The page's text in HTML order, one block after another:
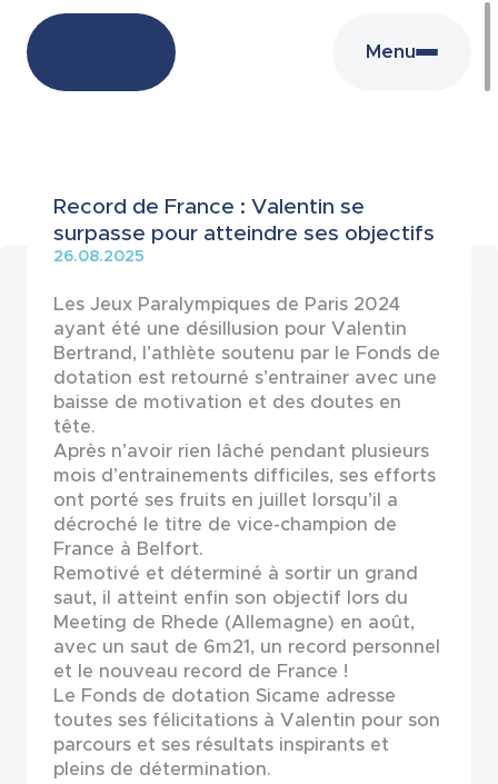
Menu
Actualités
Record de France : Valentin se
surpasse pour atteindre ses objectifs
26.08.2025
Les Jeux Paralympiques de Paris 2024
ayant été une désillusion pour Valentin
Bertrand, l’athlète soutenu par le Fonds de
dotation est retourné s’entrainer avec une
baisse de motivation et des doutes en
tête.
Après n’avoir rien lâché pendant plusieurs
mois d’entrainements difficiles, ses efforts
ont porté ses fruits en juillet lorsqu’il a
décroché le titre de vice-champion de
France à Belfort.
Remotivé et déterminé à sortir un grand
saut, il atteint enfin son objectif lors du
Meeting de Rhede (Allemagne) en août,
avec un saut de 6m21, un record personnel
et le nouveau record de France !
Le Fonds de dotation Sicame adresse
toutes ses félicitations à Valentin pour son
parcours et ses résultats inspirants et
pleins de détermination.